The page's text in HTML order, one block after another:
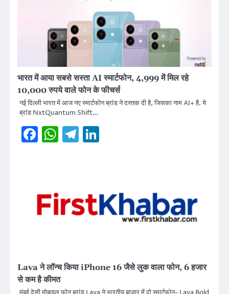
भारत में आया सबसे सस्ता AI स्मार्टफोन, 4,999 में मिल रहे
10,000 रुपये वाले फोन के फीचर्स
नई दिल्ली भारत में आज नए स्मार्टफोन ब्रांड ने दस्तक दी है, जिसका नाम AI+ है. ये
ब्रांड NxtQuantum Shift…
Facebook
WhatsApp
Telegram
Lava ने लॉन्च किया iPhone 16 जैसे लुक वाला फोन, 6 हजार
से कम है कीमत